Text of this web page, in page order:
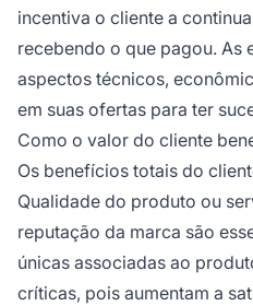
incentiva o cliente a
recebendo o que pagou. As
aspectos técnicos,
em suas ofertas para ter
Como o valor do cliente
Os benefícios totais do
Qualidade do produto ou
reputação da marca são
únicas associadas ao
críticas, pois aumentam a